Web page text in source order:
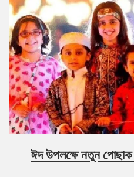
ঈদ উপলক্ষে নতুন পোছাক